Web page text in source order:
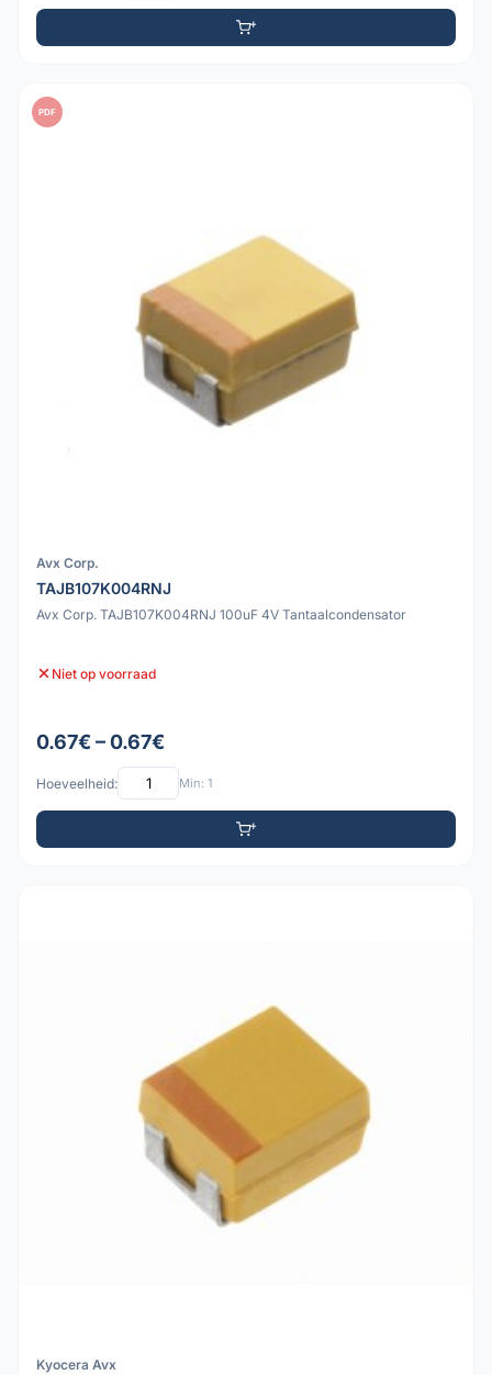
PDF
Avx Corp.
TAJB107K004RNJ
Avx Corp. TAJB107K004RNJ 100uF 4V Tantaalcondensator
Niet op voorraad
0.67€ – 0.67€
Hoeveelheid: Min: 1
Kyocera Avx